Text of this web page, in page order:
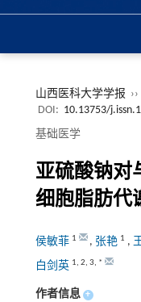
山西医科大学学报 ››
DOI: 10.13753/
基础医学
亚硫酸钠对
细胞脂肪代
侯敏菲 1 , 张艳 1 ,
白剑英 1, 2, 3, *
作者信息 +